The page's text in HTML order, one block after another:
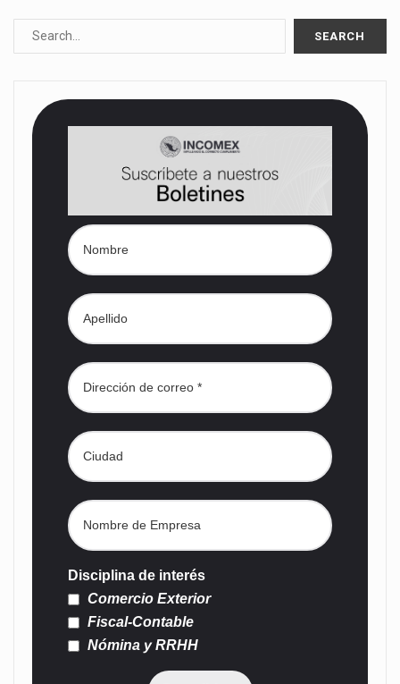
Disciplina de interés
Comercio Exterior
Fiscal-Contable
Nómina y RRHH